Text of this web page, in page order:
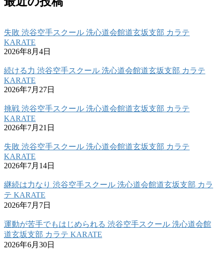
失敗 渋谷空手スクール 洗心道会館道玄坂支部 カラテ
KARATE
2026年8月4日
続ける力 渋谷空手スクール 洗心道会館道玄坂支部 カラテ
KARATE
2026年7月27日
挑戦 渋谷空手スクール 洗心道会館道玄坂支部 カラテ
KARATE
2026年7月21日
失敗 渋谷空手スクール 洗心道会館道玄坂支部 カラテ
KARATE
2026年7月14日
継続は力なり 渋谷空手スクール 洗心道会館道玄坂支部 カラ
テ KARATE
2026年7月7日
運動が苦手でもはじめられる 渋谷空手スクール 洗心道会館
道玄坂支部 カラテ KARATE
2026年6月30日